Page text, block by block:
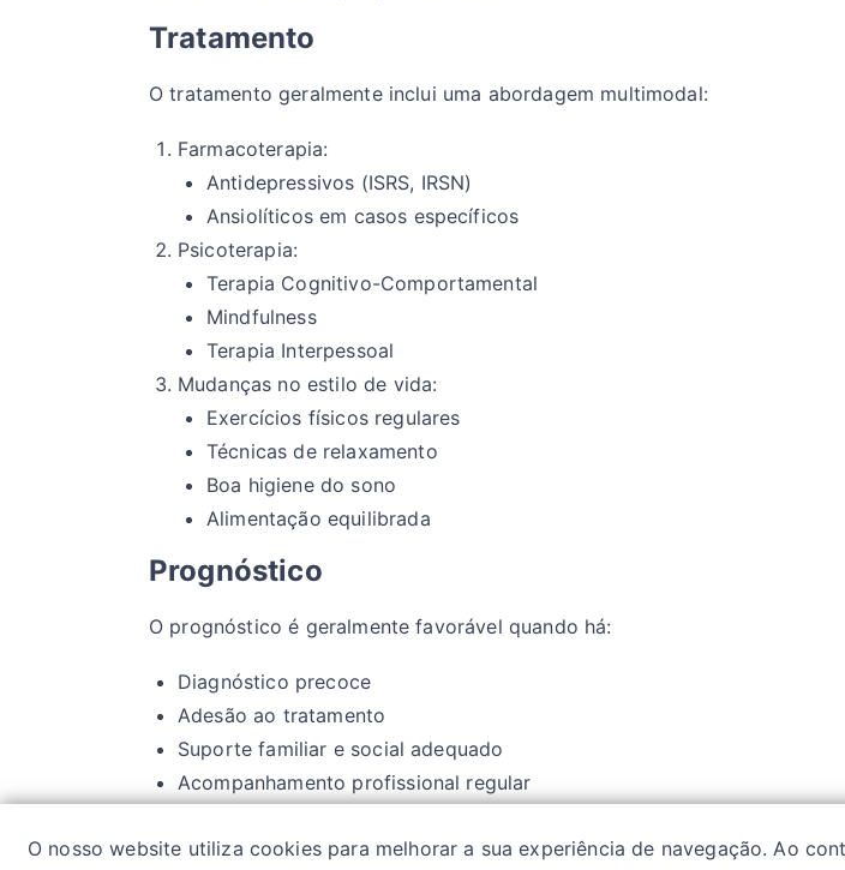
Tratamento
O tratamento geralmente inclui uma abordagem multimodal:
Farmacoterapia:
Antidepressivos (ISRS, IRSN)
Ansiolíticos em casos específicos
Psicoterapia:
Terapia Cognitivo-Comportamental
Mindfulness
Terapia Interpessoal
Mudanças no estilo de vida:
Exercícios físicos regulares
Técnicas de relaxamento
Boa higiene do sono
Alimentação equilibrada
Prognóstico
O prognóstico é geralmente favorável quando há:
Diagnóstico precoce
Adesão ao tratamento
Suporte familiar e social adequado
Acompanhamento profissional regular
Política de privacidade| Glossários:Sintomas
O nosso website utiliza cookies para melhorar a sua experiência de navegação. Ao